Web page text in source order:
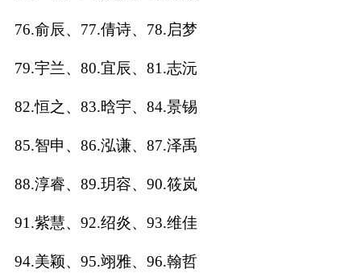
76.俞辰、77.倩诗、78.启梦
79.宇兰、80.宜辰、81.志沅
82.恒之、83.晗宇、84.景锡
85.智申、86.泓谦、87.泽禹
88.淳睿、89.玥容、90.筱岚
91.紫慧、92.绍炎、93.维佳
94.美颖、95.翊雅、96.翰哲